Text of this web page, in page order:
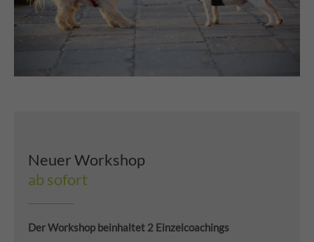
Neuer Workshop
ab sofort
Der Workshop beinhaltet 2 Einzelcoachings